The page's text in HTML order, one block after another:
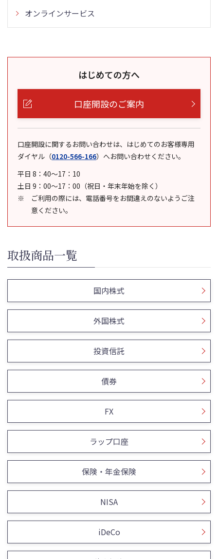
オンラインサービス
はじめての方へ
口座開設のご案内
口座開設に関するお問い合わせは、はじめてのお客様専用
ダイヤル （0120-566-166） へお問い合わせください。
平日 8：40～17：10
土日 9：00～17：00（祝日・年末年始を除く）
ご利用の際には、電話番号をお間違えのないようご注
意ください。
取扱商品一覧
国内株式
外国株式
投資信託
債券
FX
ラップ口座
保険・年金保険
NISA
iDeCo